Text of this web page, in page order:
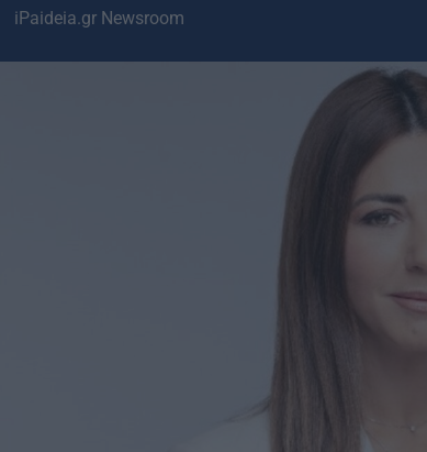
iPaideia.gr Newsroom